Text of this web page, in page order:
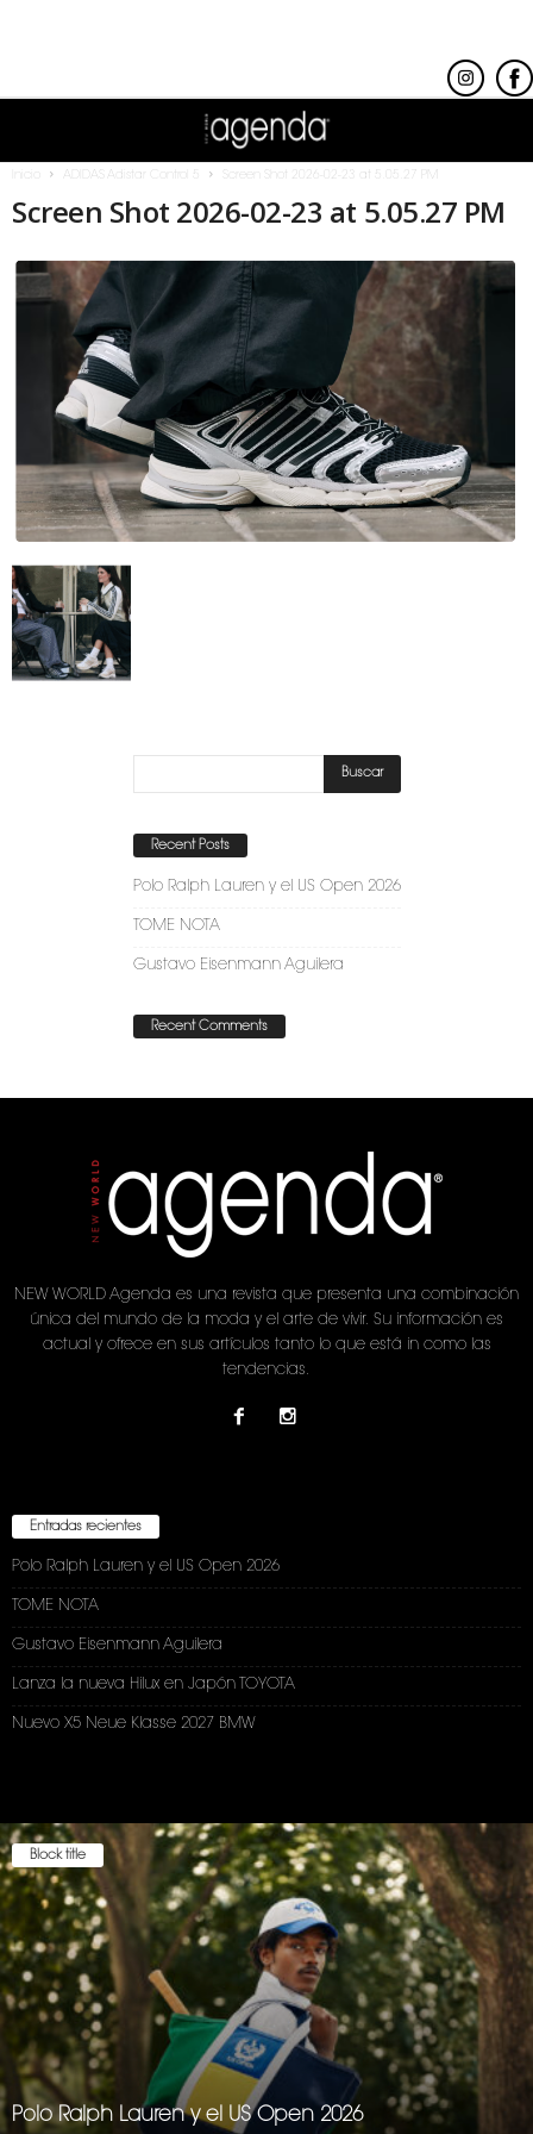
ADIDAS Adistar Control 5 Screen Shot 2026-02-23 at 5.05.27 PM
Screen Shot 2026-02-23 at 5.05.27 PM
Recent Posts
Polo Ralph Lauren y el US Open 2026
TOME NOTA
Gustavo Eisenmann Aguilera
Recent Comments
NEW WORLD Agenda es una revista que presenta una combinación
única del mundo de la moda y el arte de vivir. Su información es
actual y ofrece en sus artículos tanto lo que está in como las
tendencias.
Entradas recientes
Polo Ralph Lauren y el US Open 2026
TOME NOTA
Gustavo Eisenmann Aguilera
Lanza la nueva Hilux en Japón TOYOTA
Nuevo X5 Neue Klasse 2027 BMW
Block title
Polo Ralph Lauren y el US Open 2026